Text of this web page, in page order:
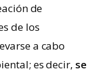
de
de los
a cabo
es decir, se